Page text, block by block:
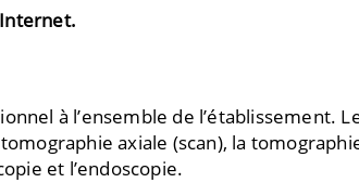
à l’ensemble de l’établissement.
axiale (scan), la
et l’endoscopie.